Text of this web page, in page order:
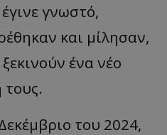
γνωστό,
και μίλησαν,
ένα νέο
τους.
του 2024,